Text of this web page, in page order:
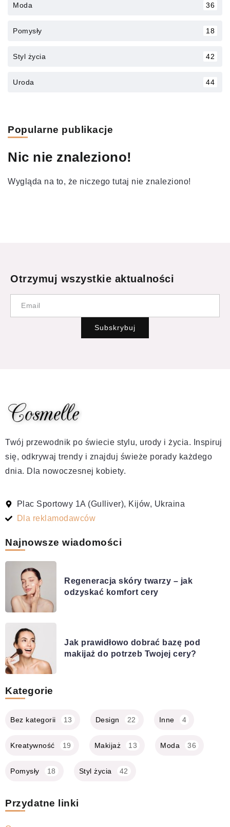
Moda 36
Pomysły 18
Styl życia 42
Uroda 44
Popularne publikacje
Nic nie znaleziono!
Wygląda na to, że niczego tutaj nie znaleziono!
Otrzymuj wszystkie aktualności
Subskrybuj
Twój przewodnik po świecie stylu, urody i życia. Inspiruj
się, odkrywaj trendy i znajduj świeże porady każdego
dnia. Dla nowoczesnej kobiety.
Plac Sportowy 1A (Gulliver), Kijów, Ukraina
Dla reklamodawców
Najnowsze wiadomości
Regeneracja skóry twarzy – jak
odzyskać komfort cery
Jak prawidłowo dobrać bazę pod
makijaż do potrzeb Twojej cery?
Kategorie
Bez kategorii 13 Design 22 Inne 4
Kreatywność 19 Makijaż 13 Moda 36
Pomysły 18 Styl życia 42
Przydatne linki